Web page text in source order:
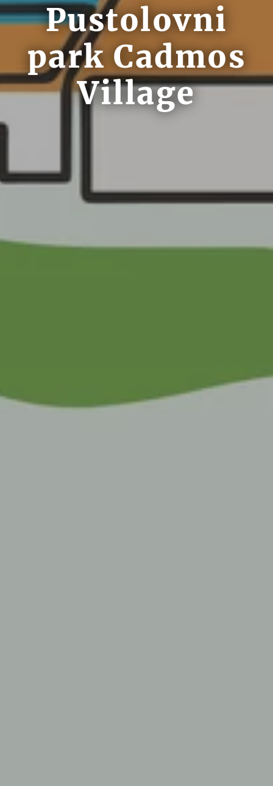
Pustolovni
park Cadmos
Village